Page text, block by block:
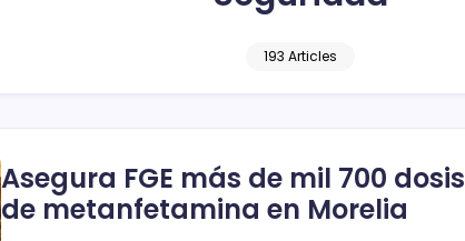
193 Articles
Asegura FGE más de mil 700 dosis
de metanfetamina en Morelia